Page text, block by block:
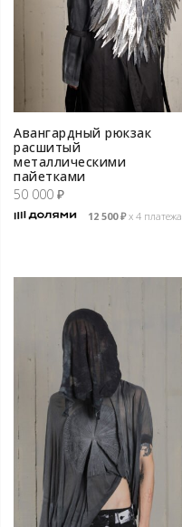
Авангардный рюкзак
расшитый
металлическими
пайетками
50 000 ₽
12 500₽х 4 платежа